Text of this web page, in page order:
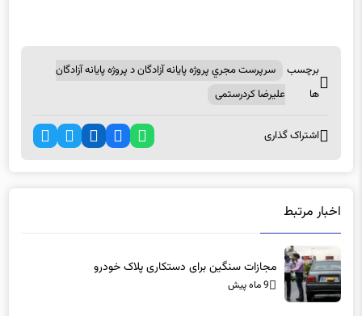
برچسب
ها
سرپرست مجري پروژه پايانه آزادگان د پروژه پايانه آزادگان
عليرضا كردرستمی
اشتراک گذاری
اخبار مرتبط
مجازات سنگین برای دستکاری پلاک خودرو
9 ماه پیش